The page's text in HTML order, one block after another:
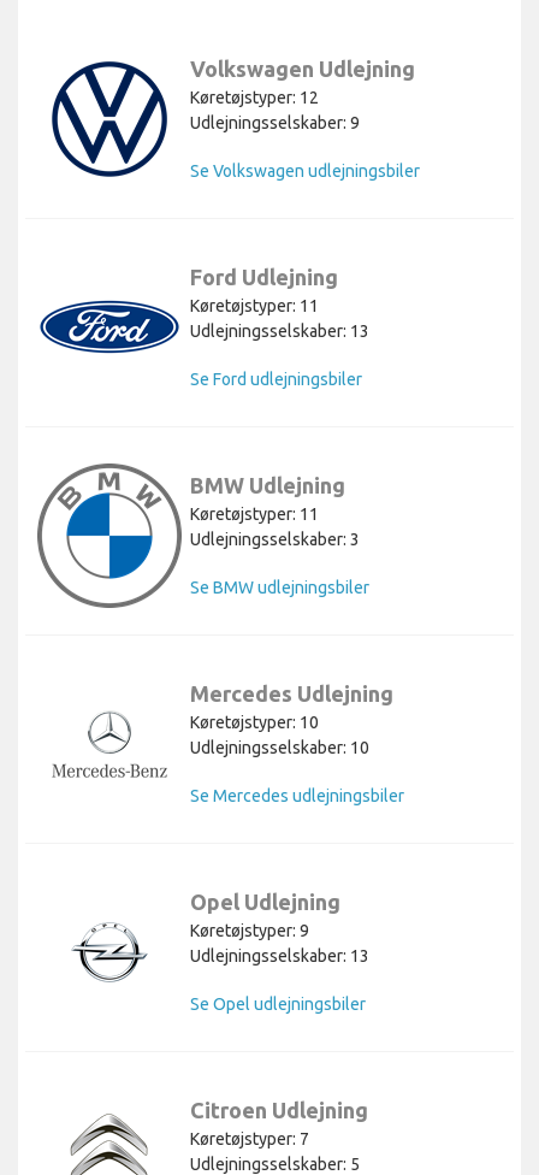
Volkswagen Udlejning
Køretøjstyper: 12
Udlejningsselskaber: 9
Se Volkswagen udlejningsbiler
Ford Udlejning
Køretøjstyper: 11
Udlejningsselskaber: 13
Se Ford udlejningsbiler
BMW Udlejning
Køretøjstyper: 11
Udlejningsselskaber: 3
Se BMW udlejningsbiler
Mercedes Udlejning
Køretøjstyper: 10
Udlejningsselskaber: 10
Se Mercedes udlejningsbiler
Opel Udlejning
Køretøjstyper: 9
Udlejningsselskaber: 13
Se Opel udlejningsbiler
Citroen Udlejning
Køretøjstyper: 7
Udlejningsselskaber: 5